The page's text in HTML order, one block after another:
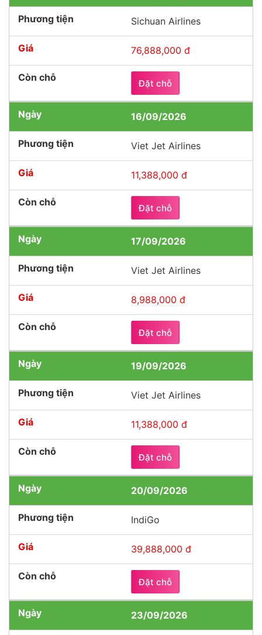
Sichuan Airlines
76,888,000 đ
Đặt chỗ
16/09/2026
Viet Jet Airlines
11,388,000 đ
Đặt chỗ
17/09/2026
Viet Jet Airlines
8,988,000 đ
Đặt chỗ
19/09/2026
Viet Jet Airlines
11,388,000 đ
Đặt chỗ
20/09/2026
IndiGo
39,888,000 đ
Đặt chỗ
23/09/2026